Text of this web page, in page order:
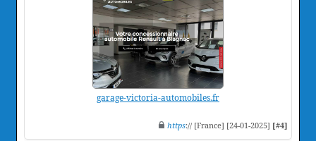
garage-victoria-automobiles.fr
https:// [France] [24-01-2025] [#4]